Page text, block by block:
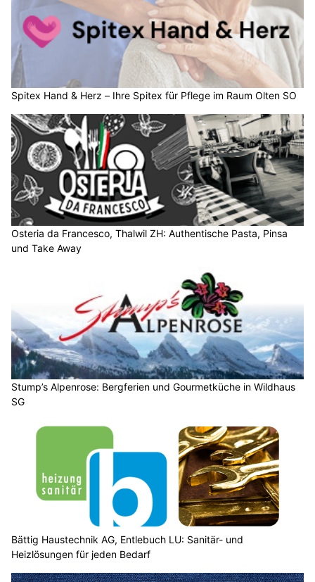
Spitex Hand & Herz – Ihre Spitex für Pflege im Raum Olten SO
Osteria da Francesco, Thalwil ZH: Authentische Pasta, Pinsa
und Take Away
Stump’s Alpenrose: Bergferien und Gourmetküche in Wildhaus
SG
Bättig Haustechnik AG, Entlebuch LU: Sanitär- und
Heizlösungen für jeden Bedarf